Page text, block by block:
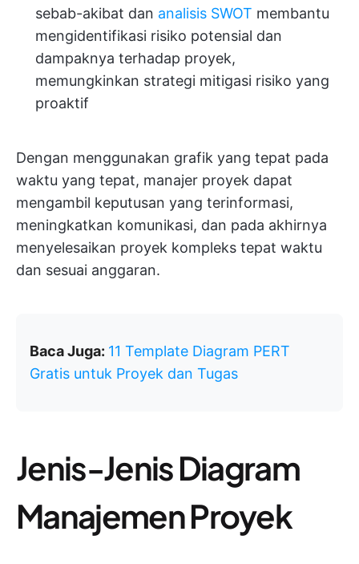
sebab-akibat dan analisis SWOT membantu
mengidentifikasi risiko potensial dan
dampaknya terhadap proyek,
memungkinkan strategi mitigasi risiko yang
proaktif
Dengan menggunakan grafik yang tepat pada
waktu yang tepat, manajer proyek dapat
mengambil keputusan yang terinformasi,
meningkatkan komunikasi, dan pada akhirnya
menyelesaikan proyek kompleks tepat waktu
dan sesuai anggaran.
Baca Juga: 11 Template Diagram PERT
Gratis untuk Proyek dan Tugas
Jenis-Jenis Diagram
Manajemen Proyek